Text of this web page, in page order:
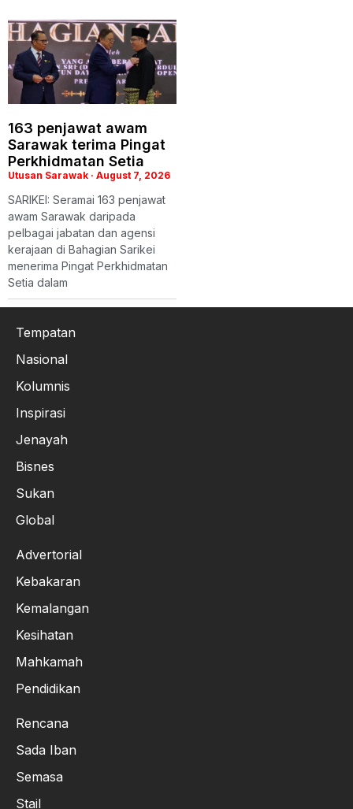
163 penjawat awam
Sarawak terima Pingat
Perkhidmatan Setia
Utusan Sarawak August 7, 2026
SARIKEI: Seramai 163 penjawat
awam Sarawak daripada
pelbagai jabatan dan agensi
kerajaan di Bahagian Sarikei
menerima Pingat Perkhidmatan
Setia dalam
Tempatan
Nasional
Kolumnis
Inspirasi
Jenayah
Bisnes
Sukan
Global
Advertorial
Kebakaran
Kemalangan
Kesihatan
Mahkamah
Pendidikan
Rencana
Sada Iban
Semasa
Stail